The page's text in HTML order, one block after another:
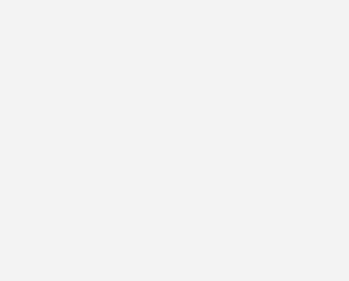
phẩm chức năng hỗ trợ sức khỏe của bé.
tăng sức đề kháng hỗ trợ sản sinh các
Ngoài ra, đối với những trường hợp bị
và virus gây ra bạn nên sử dụng các loại
dụng phòng ngừa bệnh. Một số loại thuốc
khi có biểu hiện của bệnh viêm amidan
(spiramycin), nhóm kháng sinh